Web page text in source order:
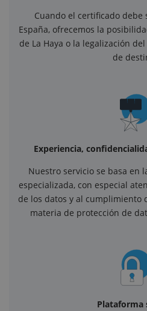
Cuando el certificado
España, ofrecemos la
de La Haya o la legalización
de
Experiencia,
Nuestro servicio se basa en
especializada, con especial
de los datos y al cumplimiento
materia de protección de
Plataforma